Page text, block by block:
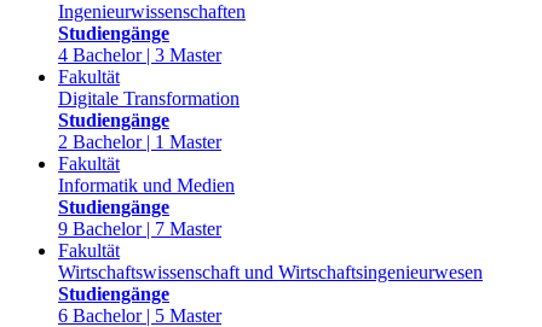
Ingenieurwissenschaften
Studiengänge
4 Bachelor | 3 Master
Fakultät
Digitale Transformation
Studiengänge
2 Bachelor | 1 Master
Fakultät
Informatik und Medien
Studiengänge
9 Bachelor | 7 Master
Fakultät
Wirtschaftswissenschaft und Wirtschaftsingenieurwesen
Studiengänge
6 Bachelor | 5 Master